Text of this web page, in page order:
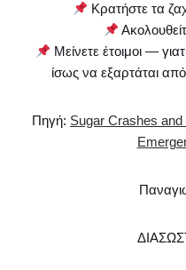
Κρατήστε τα
Μείνετε έτοιμοι —
ίσως να εξαρτάται
Πηγή: Sugar Crashes